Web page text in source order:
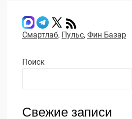
Смартлаб, Пульс, Фин Базар
Поиск
Свежие записи